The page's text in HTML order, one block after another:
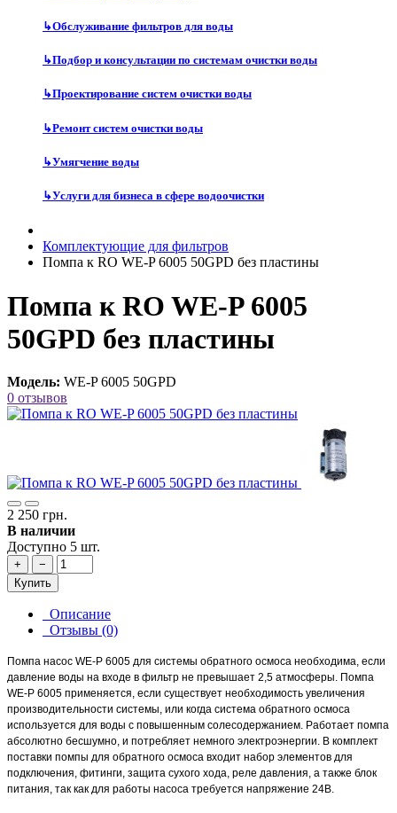
↳Обслуживание фильтров для воды
↳Подбор и консультации по системам очистки воды
↳Проектирование систем очистки воды
↳Ремонт систем очистки воды
↳Умягчение воды
↳Услуги для бизнеса в сфере водоочистки
Комплектующие для фильтров
Помпа к RO WE-P 6005 50GPD без пластины
Помпа к RO WE-P 6005
50GPD без пластины
Модель: WE-P 6005 50GPD
0 отзывов
2 250 грн.
В наличии
Доступно 5 шт.
+
−
Купить
Описание
Отзывы (0)
Помпа насос WE-P 6005 для системы обратного осмоса необходима, если
давление воды на входе в фильтр не превышает 2,5 атмосферы. Помпа
WE-P 6005 применяется, если существует необходимость увеличения
производительности системы, или когда система обратного осмоса
используется для воды с повышенным солесодержанием. Работает помпа
абсолютно бесшумно, и потребляет немного электроэнергии. В комплект
поставки помпы для обратного осмоса входит набор элементов для
подключения, фитинги, защита сухого хода, реле давления, а также блок
питания, так как для работы насоса требуется напряжение 24В.